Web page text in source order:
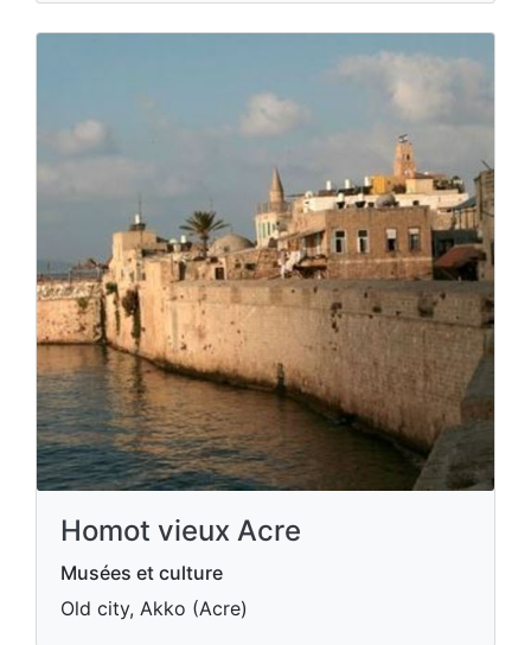
Homot vieux Acre
Musées et culture
Old city, Akko (Acre)